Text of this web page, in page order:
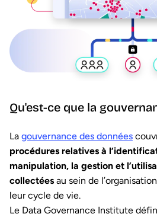
Qu'est-ce que la
La gouvernance des données
procédures relatives à
manipulation, la gestion et
collectées au sein de
leur cycle de vie.
Le Data Governance Institute